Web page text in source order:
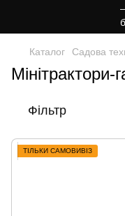
Каталог Садова
Мінітрактори-
Фільтр
ТІЛЬКИ САМОВИВІЗ